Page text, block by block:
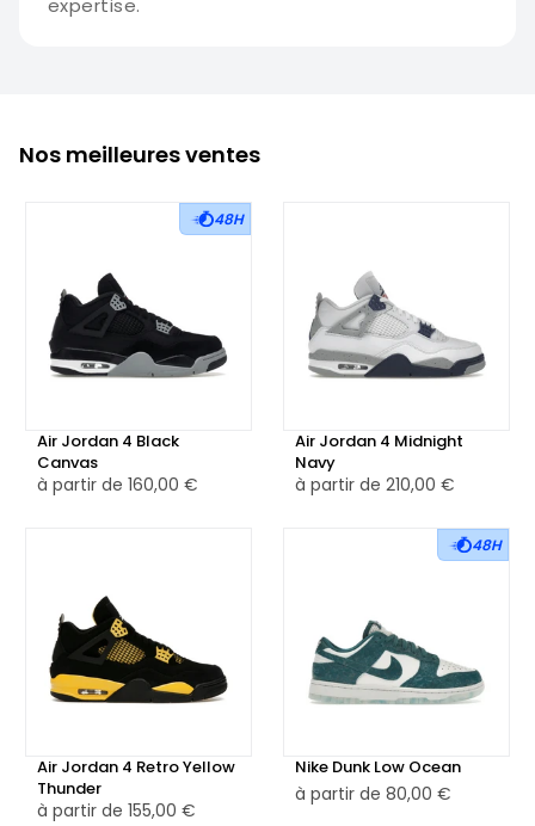
expertise.
Nos meilleures ventes
48H
Air Jordan 4 Black
Canvas
à partir de 160,00 €
Air Jordan 4 Midnight
Navy
à partir de 210,00 €
Air Jordan 4 Retro Yellow
Thunder
à partir de 155,00 €
48H
Nike Dunk Low Ocean
à partir de 80,00 €